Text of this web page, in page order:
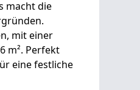
macht die
mit einer
m². Perfekt
eine festliche